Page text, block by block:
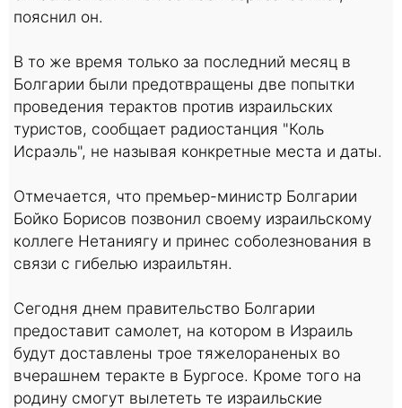
пояснил он.
В то же время только за последний месяц в
Болгарии были предотвращены две попытки
проведения терактов против израильских
туристов, сообщает радиостанция "Коль
Исраэль", не называя конкретные места и даты.
Отмечается, что премьер-министр Болгарии
Бойко Борисов позвонил своему израильскому
коллеге Нетаниягу и принес соболезнования в
связи с гибелью израильтян.
Сегодня днем правительство Болгарии
предоставит самолет, на котором в Израиль
будут доставлены трое тяжелораненых во
вчерашнем теракте в Бургосе. Кроме того на
родину смогут вылететь те израильские